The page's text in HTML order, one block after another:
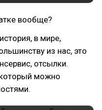
вообще?
в мире,
из нас, это
отсылки.
можно